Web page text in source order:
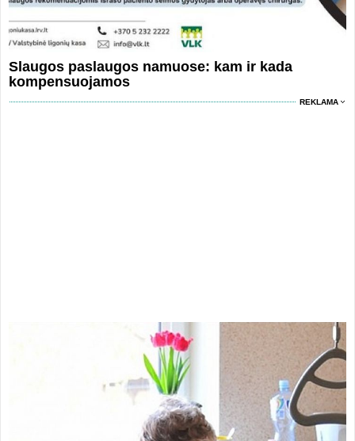
Slaugos paslaugos namuose: kam ir kada
kompensuojamos
REKLAMA